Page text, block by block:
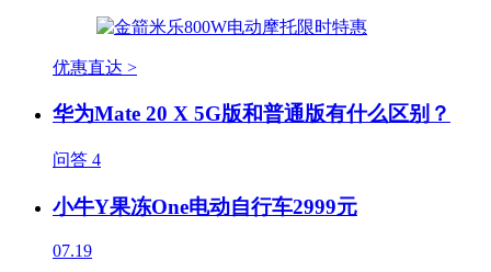
优惠直达 >
华为Mate 20 X 5G版和普通版有什么区别？
问答 4
小牛Y果冻One电动自行车2999元
07.19